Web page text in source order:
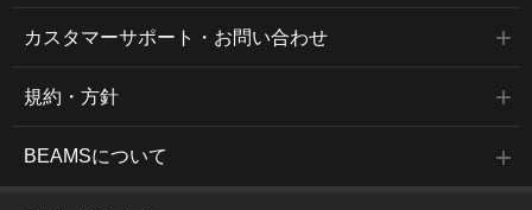
カスタマーサポート・お問い合わせ
規約・方針
BEAMSについて